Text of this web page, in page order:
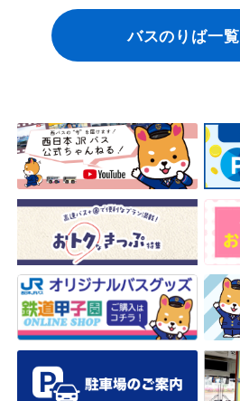
お問い合わせ・Q&A
会社案内
安全安心へ
取組み
バスのりば一